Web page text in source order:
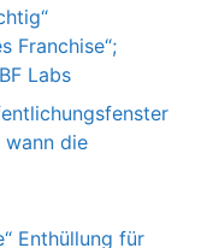
Franchise“;
Labs
die
Enthüllung für